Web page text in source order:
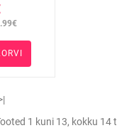
1 kuni 13, kokku 14